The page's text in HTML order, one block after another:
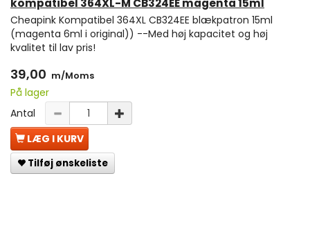
kompatibel 364XL-M CB324EE magenta 15ml
Cheapink Kompatibel 364XL CB324EE blækpatron 15ml
(magenta 6ml i original)) --Med høj kapacitet og høj
kvalitet til lav pris!
39,00 m/Moms
På lager
Antal
LÆG I KURV
Tilføj ønskeliste